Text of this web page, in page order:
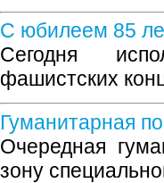
С юбилеем 85
Сегодня
фашистских
Гуманитарная
Очередная
зону